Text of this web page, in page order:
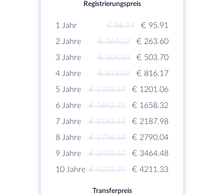
Registrierungspreis
1 Jahr € 96.14
€ 95.91
2 Jahre
€ 264.22
€ 263.60
3 Jahre
€ 504.88
€ 503.70
4 Jahre
€ 818.09
€ 816.17
5 Jahre
€ 1203.87
€ 1201.06
6 Jahre
€ 1662.21
€ 1658.32
7 Jahre
€ 2193.11
€ 2187.98
8 Jahre
€ 2796.58
€ 2790.04
9 Jahre
€ 3472.60
€ 3464.48
10 Jahre € 4221.20 € 4211.33
Transferpreis